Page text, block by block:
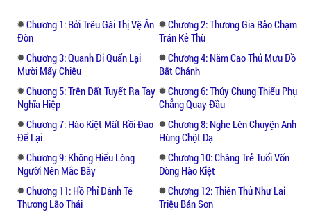
Chương 1: Bởi Trêu Gái Thị Vệ Ăn
Đòn
Chương 2: Thương Gia Bảo Chạm
Trán Kẻ Thù
Chương 3: Quanh Đi Quẩn Lại
Mười Mấy Chiêu
Chương 4: Năm Cao Thủ Mưu Đồ
Bất Chánh
Chương 5: Trên Đất Tuyết Ra Tay
Nghĩa Hiệp
Chương 6: Thủy Chung Thiếu Phụ
Chẳng Quay Đầu
Chương 7: Hào Kiệt Mất Rồi Đao
Để Lại
Chương 8: Nghe Lén Chuyện Anh
Hùng Chột Dạ
Chương 9: Không Hiểu Lòng
Người Nên Mắc Bẫy
Chương 10: Chàng Trẻ Tuổi Vốn
Dòng Hào Kiệt
Chương 11: Hồ Phỉ Đánh Té
Thương Lão Thái
Chương 12: Thiên Thủ Như Lai
Triệu Bán Sơn